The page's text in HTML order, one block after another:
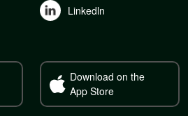
Linkedln
Download on the
App Store